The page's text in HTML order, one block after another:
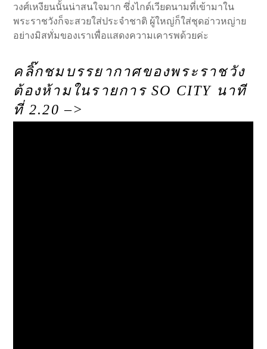
วงศ์เหงียนนั้นน่าสนใจมาก ซึ่งไกด์เวียดนามที่เข้ามาใน
พระราชวังก็จะสวยใส่ประจำชาติ ผู้ใหญ่ก็ใส่ชุดอ่าวหญ่าย
อย่างมิสทั่มของเราเพื่อแสดงความเคารพด้วยค่ะ
คลิ๊กชมบรรยากาศของพระราชวัง
ต้องห้ามในรายการ SO CITY นาที
ที่ 2.20 –>